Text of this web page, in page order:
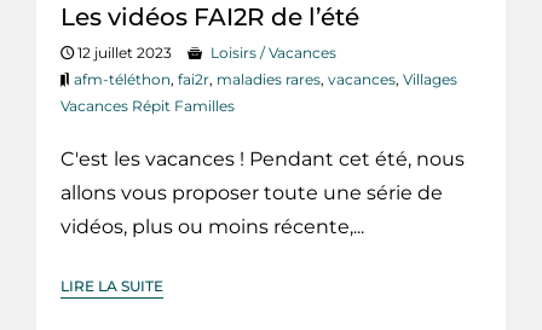
Les vidéos FAI2R de l’été
12 juillet 2023
Loisirs / Vacances
afm-téléthon, fai2r, maladies rares, vacances, Villages
Vacances Répit Familles
C'est les vacances ! Pendant cet été, nous
allons vous proposer toute une série de
vidéos, plus ou moins récente,...
LIRE LA SUITE